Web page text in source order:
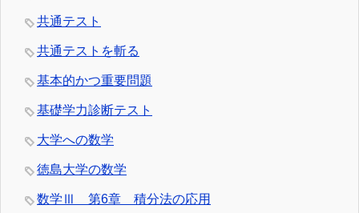
共通テスト
共通テストを斬る
基本的かつ重要問題
基礎学力診断テスト
大学への数学
徳島大学の数学
数学Ⅲ 第6章 積分法の応用